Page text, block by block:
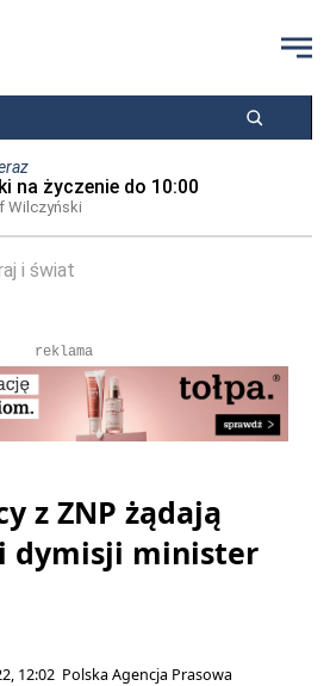
na życzenie do 10:00
Wilczyński
i świat
reklama
z ZNP żądają
dymisji minister
12:02 Polska Agencja Prasowa